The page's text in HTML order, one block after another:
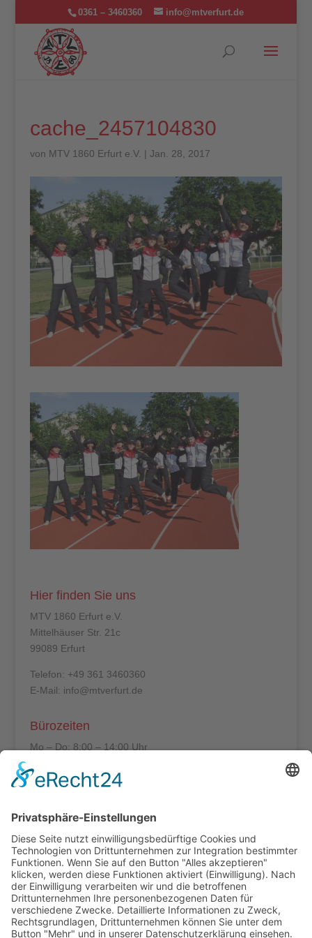
0361 – 3460360 info@mtverfurt.de
cache_2457104830
von MTV 1860 Erfurt e.V. | Jan. 28, 2017
Hier finden Sie uns
MTV 1860 Erfurt e.V.
Mittelhäuser Str. 21c
99089 Erfurt
Telefon: +49 361 3460360
E-Mail: info@mtverfurt.de
Bürozeiten
Mo – Do: 8:00 – 14:00 Uhr
Fr: 8:00 – 12:00 Uhr
Termine außerhalb unserer Geschäftszeiten nur
nach Absprache.
Folgt uns auf facebook